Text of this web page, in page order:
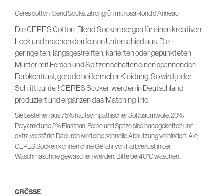
Ceres cotton-blend Socks, zitrongrün mit rosa Rond d'Anneau
Die CERES Cotton-Blend Socken sorgen für einen kreativen
Look und machen den feinen Unterschied aus. Die
geringelten, längsgestreiften, karierten oder gepunkteten
Muster mit Fersen und Spitzen schaffen einen spannenden
Farbkontrast, gerade bei formeller Kleidung. So wird jeder
Schritt bunter! CERES Socken werden in Deutschland
produziert und ergänzen das 'Matching Trio.
Sie bestehen aus 75% hautsympathischer Softbaumwolle, 20%
Polyamid und 5% Elasthan. Ferse und Spitze sind handgekettelt und
extra verstärkt. Dadurch wird eine schnelle Abnutzung verhindert. Alle
CERES Socken können ohne Gefahr von Farbverlust in der
Waschmaschine gewaschen werden. Bitte bei 40°C waschen.
GRÖSSE